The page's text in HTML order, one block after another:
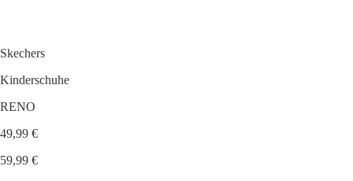
Skechers
Kinderschuhe
RENO
49,99 €
59,99 €